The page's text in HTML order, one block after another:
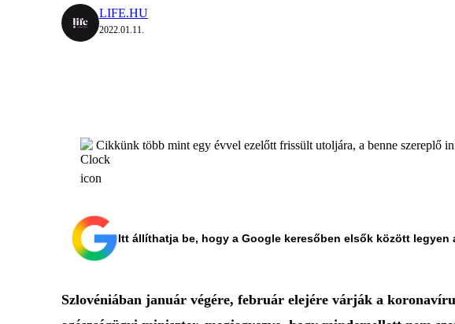
LIFE.HU
2022.01.11.
Cikkünk több mint egy évvel ezelőtt frissült utoljára, a benne szereplő
Itt állíthatja be, hogy a Google keresőben elsők között legyen
Szlovéniában január végére, február elejére várják a